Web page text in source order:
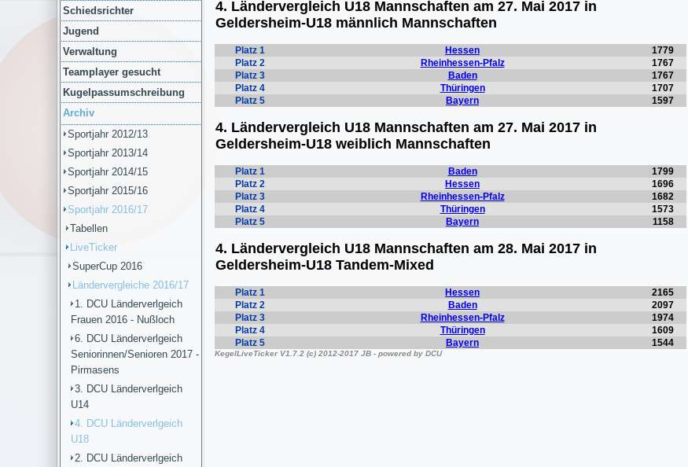
Schiedsrichter
Jugend
Verwaltung
Teamplayer gesucht
Kugelpassumschreibung
Archiv
Sportjahr 2012/13
Sportjahr 2013/14
Sportjahr 2014/15
Sportjahr 2015/16
Sportjahr 2016/17
Tabellen
LiveTicker
SuperCup 2016
Ländervergleiche 2016/17
1. DCU Länderverlgeich
Frauen 2016 - Nußloch
6. DCU Länderverlgeich
Seniorinnen/Senioren 2017 -
Pirmasens
3. DCU Länderverlgeich
U14
4. DCU Länderverlgeich
U18
2. DCU Länderverlgeich